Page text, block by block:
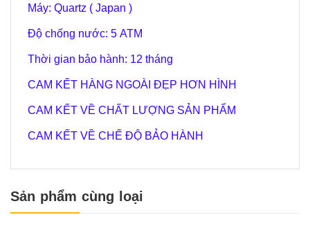
Máy: Quartz ( Japan )
Độ chống nước: 5 ATM
Thời gian bảo hành: 12 tháng
CAM KẾT HÀNG NGOÀI ĐẸP HƠN HÌNH
CAM KẾT VỀ CHẤT LƯỢNG SẢN PHẨM
CAM KẾT VỀ CHẾ ĐỘ BẢO HÀNH
Sản phẩm cùng loại